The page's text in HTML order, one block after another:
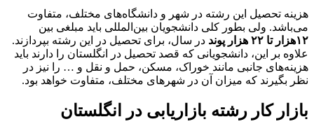
هزینه تحصیل این رشته در شهر و دانشگاه‌های مختلف، متفاوت
می‌باشد. ولی بطور کلی دانشجویان بین‌المللی باید مبلغی بین
۱۲هزار تا ۲۲ هزار پوند
در سال، برای تحصیل در این رشته بپردازند.
علاوه بر این، دانشجویانی که قصد تحصیل در انگلستان را دارند باید
هزینه‌های جانبی مانند خوراک، مسکن، حمل و نقل و … را نیز در
نظر بگیرند که میزان آن در شهرهای مختلف، متفاوت خواهد بود.
بازار کار رشته بازاریابی در انگلستان